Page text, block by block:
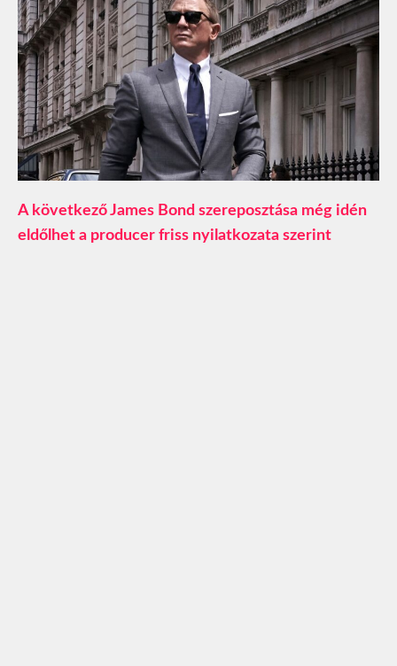
A következő James Bond szereposztása még idén
eldőlhet a producer friss nyilatkozata szerint